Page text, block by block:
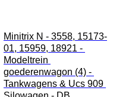
Minitrix N - 3558, 15173-
01, 15959, 18921 -
Modeltrein
goederenwagon (4) -
Tankwagens & Ucs 909